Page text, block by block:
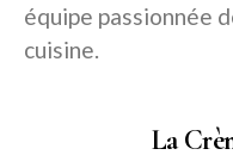
équipe passionnée
cuisine.
La